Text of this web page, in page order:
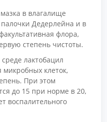
в влагалище
Дедерлейна и в
флора,
степень чистоты.
лактобацил
клеток,
При этом
до 15 при норме в 20,
воспалительного